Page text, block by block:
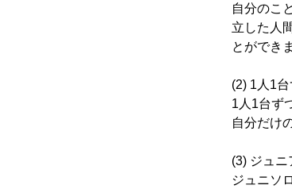
自分のこ
立した人
とができ
(2) 1人1
1人1台ず
自分だけ
(3) ジュ
ジュニソ